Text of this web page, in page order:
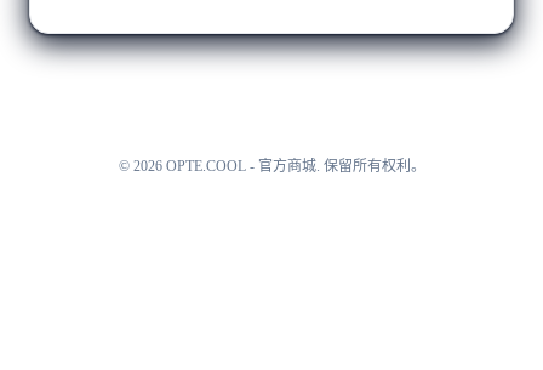
© 2026 OPTE.COOL - 官方商城. 保留所有权利。